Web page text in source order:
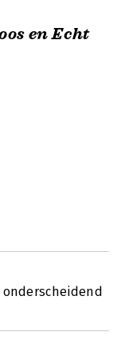
en Echt